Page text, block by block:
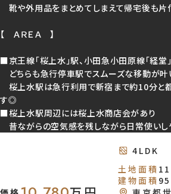
4LDK
土地面積
建物面積
靴や外用品をまとめてしまえて帰宅後も片
【 ＡＲＥＡ 】
■京王線「桜上水」駅、小田急小田原線「経堂
どちらも急行停車駅でスムーズな移動が
桜上水駅は急行利用で新宿まで約10分と
す◎
■桜上水駅周辺には桜上水商店会があり
昔ながらの空気感を残しながら日常使い
【現地写真】 桜上水2丁目は、生活のベース
すく、駅周辺の便利さを感じながらも穏やかに
【現地写真】 駅前の利便性を身近に感じやすい
らしい落ち着きも広がりやすく、便利さと穏や